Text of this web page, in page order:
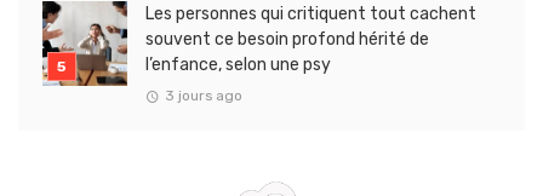
Les personnes qui critiquent tout cachent
souvent ce besoin profond hérité de
l’enfance, selon une psy
3 jours ago